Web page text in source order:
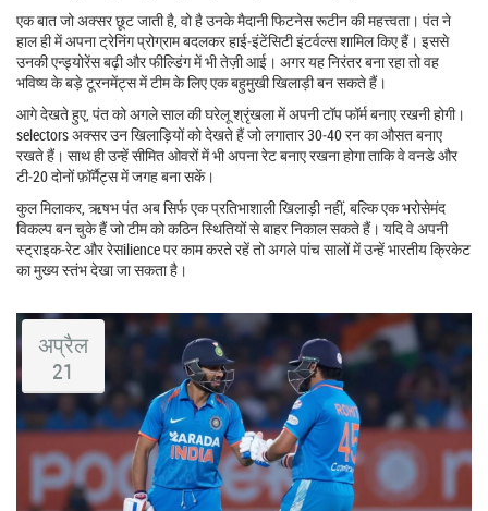
एक बात जो अक्सर छूट जाती है, वो है उनके मैदानी फिटनेस रूटीन की महत्त्वता। पंत ने
हाल ही में अपना ट्रेनिंग प्रोग्राम बदलकर हाई‑इंटेंसिटी इंटर्वल्स शामिल किए हैं। इससे
उनकी एन्ड्योरेंस बढ़ी और फील्डिंग में भी तेज़ी आई। अगर यह निरंतर बना रहा तो वह
भविष्य के बड़े टूरनमेंट्स में टीम के लिए एक बहुमुखी खिलाड़ी बन सकते हैं।
आगे देखते हुए, पंत को अगले साल की घरेलू श्रृंखला में अपनी टॉप फॉर्म बनाए रखनी होगी।
selectors अक्सर उन खिलाड़ियों को देखते हैं जो लगातार 30‑40 रन का औसत बनाए
रखते हैं। साथ ही उन्हें सीमित ओवरों में भी अपना रेट बनाए रखना होगा ताकि वे वनडे और
टी‑20 दोनों फ़ॉर्मैट्स में जगह बना सकें।
कुल मिलाकर, ऋषभ पंत अब सिर्फ एक प्रतिभाशाली खिलाड़ी नहीं, बल्कि एक भरोसेमंद
विकल्प बन चुके हैं जो टीम को कठिन स्थितियों से बाहर निकाल सकते हैं। यदि वे अपनी
स्ट्राइक‑रेट और रेसilience पर काम करते रहें तो अगले पांच सालों में उन्हें भारतीय क्रिकेट
का मुख्य स्तंभ देखा जा सकता है।
अप्रैल
21